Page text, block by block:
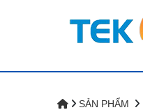
SẢN PHẨM